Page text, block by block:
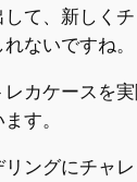
て、新しく
ないですね。
カケースを
す。
ングにチャ